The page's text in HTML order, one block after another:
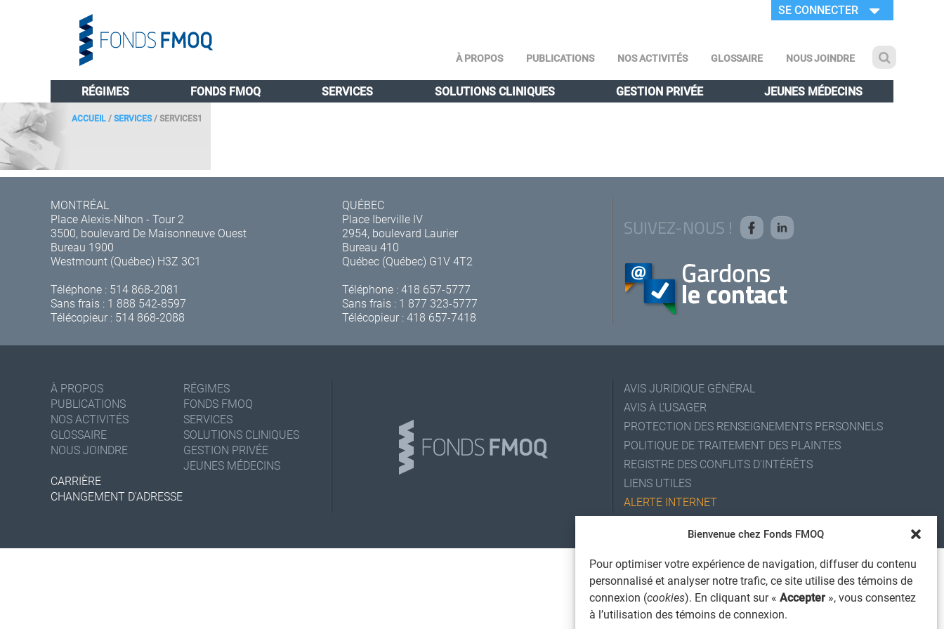
Bienvenue chez Fonds FMOQ
Pour optimiser votre expérience de navigation, diffuser du contenu
personnalisé et analyser notre trafic, ce site utilise des témoins de
connexion (cookies). En cliquant sur « Accepter », vous consentez
à l’utilisation des témoins de connexion.
SE CONNECTER
À PROPOS PUBLICATIONS NOS ACTIVITÉS GLOSSAIRE NOUS JOINDRE
RÉGIMES FONDS FMOQ SERVICES SOLUTIONS CLINIQUES GESTION PRIVÉE JEUNES MÉDECINS
ACCUEIL /SERVICES/SERVICES1
MONTRÉAL
Place Alexis-Nihon - Tour 2
3500, boulevard De Maisonneuve Ouest
Bureau 1900
Westmount (Québec) H3Z 3C1
Téléphone : 514 868-2081
Sans frais : 1 888 542-8597
Télécopieur : 514 868-2088
QUÉBEC
Place Iberville IV
2954, boulevard Laurier
Bureau 410
Québec (Québec) G1V 4T2
Téléphone :418 657-5777
Sans frais : 1 877 323-5777
Télécopieur : 418 657-7418
SUIVEZ-NOUS !
À PROPOS
PUBLICATIONS
NOS ACTIVITÉS
GLOSSAIRE
NOUS JOINDRE
RÉGIMES
FONDS FMOQ
SERVICES
SOLUTIONS CLINIQUES
GESTION PRIVÉE
JEUNES MÉDECINS
CARRIÈRE
CHANGEMENT D'ADRESSE
AVIS JURIDIQUE GÉNÉRAL
AVIS À L'USAGER
PROTECTION DES RENSEIGNEMENTS PERSONNELS
POLITIQUE DE TRAITEMENT DES PLAINTES
REGISTRE DES CONFLITS D'INTÉRÊTS
LIENS UTILES
ALERTE INTERNET
Tous droits réservés.